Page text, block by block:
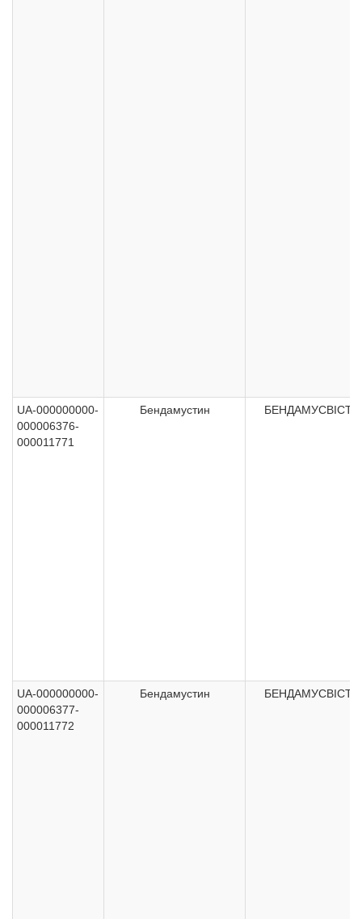
UA-000000000-
000006376-
000011771
Бендамустин БЕНДАМУСВІСТА
UA-000000000-
000006377-
000011772
Бендамустин БЕНДАМУСВІСТА